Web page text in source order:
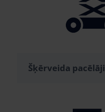
Šķērveida pacēlāji